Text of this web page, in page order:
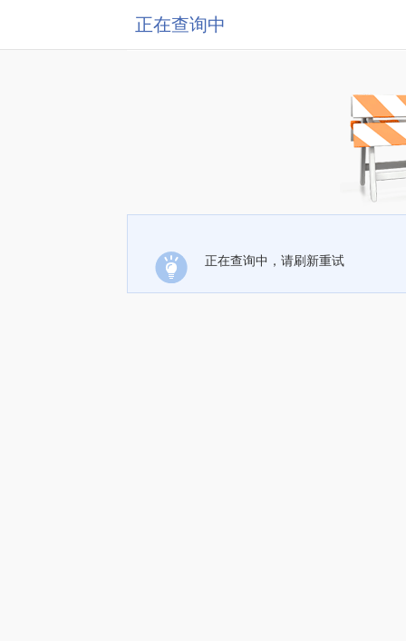
正在查询中
正在查询中，请刷新重试